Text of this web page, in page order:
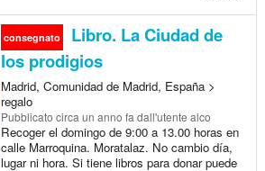
consegnato
Libro. La Ciudad de
los prodigios
Madrid, Comunidad de Madrid, España >
regalo
Pubblicato circa un anno fa dall'utente alco
Recoger el domingo de 9:00 a 13.00 horas en
calle Marroquina. Moratalaz. No cambio día,
lugar ni hora. Si tiene libros para donar puede